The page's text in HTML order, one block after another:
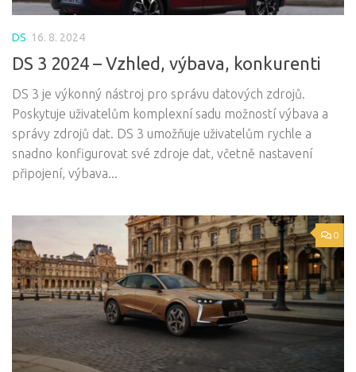
DS 16. 8. 2024
DS 3 2024 – Vzhled, výbava, konkurenti
DS 3 je výkonný nástroj pro správu datových zdrojů.
Poskytuje uživatelům komplexní sadu možností výbava a
správy zdrojů dat. DS 3 umožňuje uživatelům rychle a
snadno konfigurovat své zdroje dat, včetně nastavení
připojení, výbava...
0